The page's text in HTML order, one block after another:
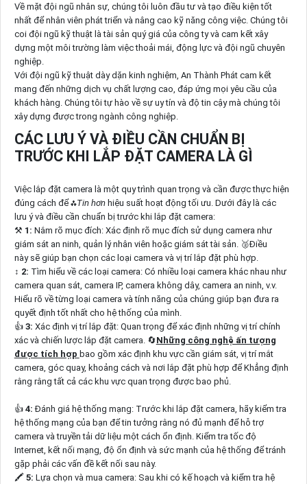
Về mặt đội ngũ nhân sự, chúng tôi luôn đầu tư và tạo điều kiện tốt
nhất để nhân viên phát triển và nâng cao kỹ năng công việc. Chúng tôi
coi đội ngũ kỹ thuật là tài sản quý giá của công ty và cam kết xây
dựng một môi trường làm việc thoải mái, động lực và đội ngũ chuyên
nghiệp.
Với đội ngũ kỹ thuật dày dặn kinh nghiệm, An Thành Phát cam kết
mang đến những dịch vụ chất lượng cao, đáp ứng mọi yêu cầu của
khách hàng. Chúng tôi tự hào về sự uy tín và độ tin cậy mà chúng tôi
xây dựng được trong ngành công nghiệp.
CÁC LƯU Ý VÀ ĐIỀU CẦN CHUẨN BỊ
TRƯỚC KHI LẮP ĐẶT CAMERA LÀ GÌ
Việc lắp đặt camera là một quy trình quan trọng và cần được thực hiện
đúng cách để ⁂Tin hơnhiệu suất hoạt động tối ưu. Dưới đây là các
lưu ý và điều cần chuẩn bị trước khi lắp đặt camera:
⚒ 1: Nắm rõ mục đích: Xác định rõ mục đích sử dụng camera như
giám sát an ninh, quản lý nhân viên hoặc giám sát tài sản. ️🥈Điều
này sẽ giúp bạn chọn các loại camera và vị trí lắp đặt phù hợp.
↕️ 2: Tìm hiểu về các loại camera: Có nhiều loại camera khác nhau như
camera quan sát, camera IP, camera không dây, camera an ninh, v.v.
Hiểu rõ về từng loại camera và tính năng của chúng giúp bạn đưa ra
quyết định tốt nhất cho hệ thống của mình.
👍 3: Xác định vị trí lắp đặt: Quan trọng để xác định những vị trí chính
xác và chiến lược lắp đặt camera. 🔄Những công nghệ ấn tượng
được tích hợp bao gồm xác định khu vực cần giám sát, vị trí mắt
camera, góc quay, khoảng cách và nơi lắp đặt phù hợp để Khẳng định
rằng rằng tất cả các khu vực quan trọng được bao phủ.
👍 4: Đánh giá hệ thống mạng: Trước khi lắp đặt camera, hãy kiểm tra
hệ thống mạng của bạn để tin tưởng rằng nó đủ mạnh để hỗ trợ
camera và truyền tải dữ liệu một cách ổn định. Kiểm tra tốc độ
Internet, kết nối mạng, độ ổn định và sức mạnh của hệ thống để tránh
gặp phải các vấn đề kết nối sau này.
🖍 5: Lựa chọn và mua camera: Sau khi có kế hoạch và kiểm tra hệ